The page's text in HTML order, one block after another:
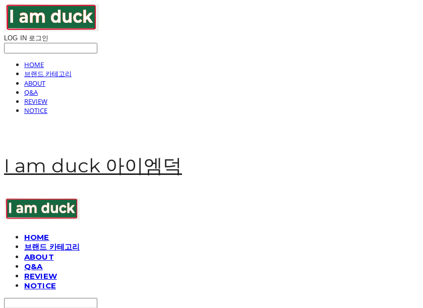
LOG IN 로그인
HOME
브랜드 카테고리
ABOUT
Q&A
REVIEW
NOTICE
I am duck 아이엠덕
HOME
브랜드 카테고리
ABOUT
Q&A
REVIEW
NOTICE